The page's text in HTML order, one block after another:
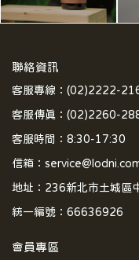
聯絡資訊
客服專線：(02)2222-
客服傳真：(02)2260-
客服時間：8:30-17:30
信箱：
地址：236新北市土城區
統一編號：66636926
會員專區